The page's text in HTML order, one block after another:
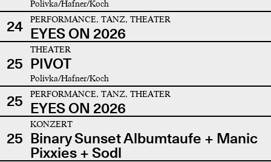
Polivka/Hafner/Koch
24 PERFORMANCE, TANZ, THEATER
EYES ON 2026
25
THEATER
PIVOT
Polivka/Hafner/Koch
25 PERFORMANCE, TANZ, THEATER
EYES ON 2026
25
KONZERT
Binary Sunset Albumtaufe + Manic
Pixxies + Sodl